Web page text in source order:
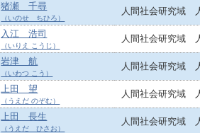
猪瀬 千尋
（いのせ ちひろ）
人間社会研究域
入江 浩司
（いりえ こうじ）
人間社会研究域
岩津 航
（いわつ こう）
人間社会研究域
上田 望
（うえだ のぞむ）
人間社会研究域
上田 長生
（うえだ ひさお）
人間社会研究域